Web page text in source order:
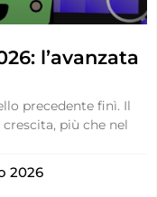
l’avanzata
precedente finì. Il
più che nel
2026